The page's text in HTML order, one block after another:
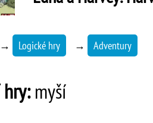
→ Logické hry → Adventury
myší